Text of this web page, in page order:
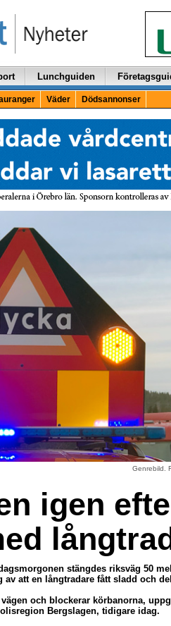
Lunchguiden
Väder Dödsannonser
Genrebild.
igen
stängdes riksväg 50
av att en långtradare fått sladd och
och blockerar körbanorna,
Bergslagen, tidigare idag.